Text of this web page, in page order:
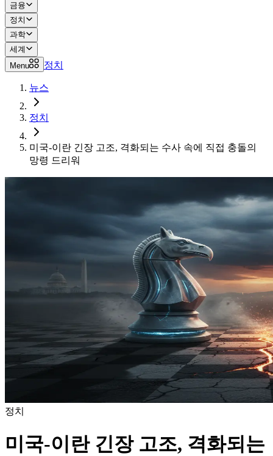
금융
정치
과학
세계
Menu
정치
뉴스
정치
미국-이란 긴장 고조, 격화되는 수사 속에 직접 충돌의
망령 드리워
정치
미국-이란 긴장 고조, 격화되는